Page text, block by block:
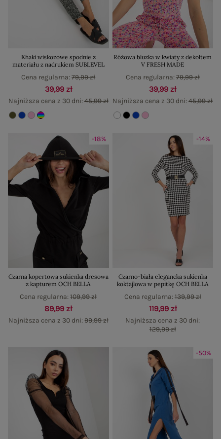
Khaki wiskozowe spodnie z
materiału z nadrukiem SUBLEVEL
39,99 zł
Najniższa cena z 30 dni:45,99 zł
Cena regularna:79,99 zł
Różowa bluzka w kwiaty z dekoltem
V FRESH MADE
39,99 zł
Najniższa cena z 30 dni:45,99 zł
Cena regularna:79,99 zł
-18%
Czarna kopertowa sukienka dresowa
z kapturem OCH BELLA
89,99 zł
Najniższa cena z 30 dni:99,99 zł
Cena regularna:109,99 zł
-14%
Czarno-biała elegancka sukienka
koktajlowa w pepitkę OCH BELLA
119,99 zł
Najniższa cena z 30 dni:
129,99 zł
Cena regularna:139,99 zł
-50%